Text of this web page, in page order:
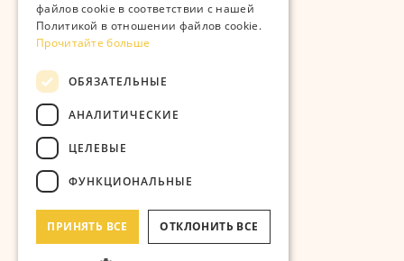
Строительная компания:
файлов cookie в соответствии с нашей
Политикой в ​​отношении файлов cookie.
Прочитайте больше
ОБЯЗАТЕЛЬНЫЕ
АНАЛИТИЧЕСКИЕ
ЦЕЛЕВЫЕ
ФУНКЦИОНАЛЬНЫЕ
ПРИНЯТЬ ВСЕ ОТКЛОНИТЬ ВСЕ